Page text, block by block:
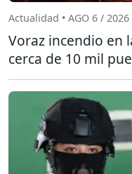
Actualidad • AGO 6 / 2026
Voraz incendio en
cerca de 10 mil